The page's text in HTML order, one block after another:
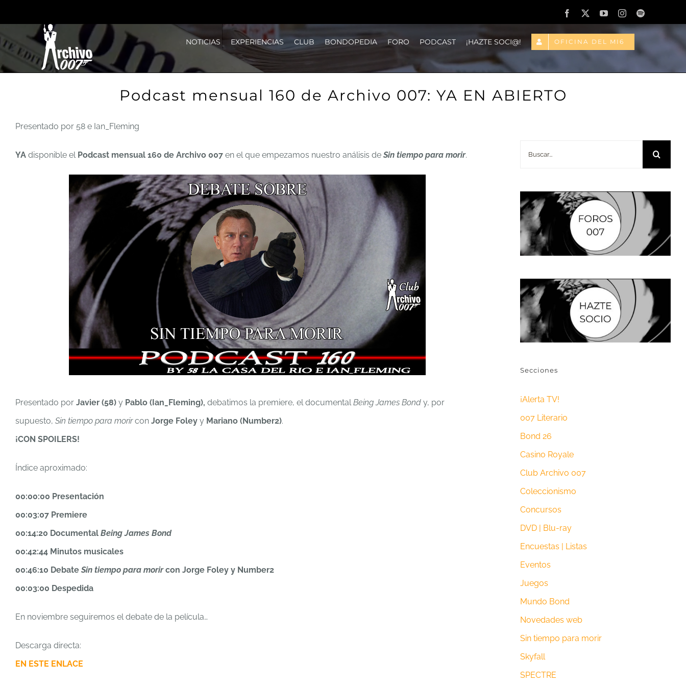
al
contenido
Facebook
X YouTubeInstagramSpotify
NOTICIAS EXPERIENCIAS CLUB BONDOPEDIA FORO PODCAST ¡HAZTE SOCI@! OFICINA DEL MI6
Podcast mensual 160 de Archivo 007: YA EN ABIERTO
Presentado por 58 e Ian_Fleming
YA disponible el Podcast mensual 160 de Archivo 007 en el que empezamos nuestro análisis de Sin tiempo para morir.
Presentado por Javier (58) y Pablo (Ian_Fleming), debatimos la premiere, el documentalBeing James Bond y, por
supuesto, Sin tiempo para morircon Jorge Foley y Mariano (Number2).
¡CON SPOILERS!
Índice aproximado:
00:00:00 Presentación
00:03:07 Premiere
00:14:20 Documental Being James Bond
00:42:44 Minutos musicales
00:46:10 Debate Sin tiempo para morircon Jorge Foley y Number2
00:03:00 Despedida
En noviembre seguiremos el debate de la película…
Descarga directa:
EN ESTE ENLACE
Secciones
¡Alerta TV!
007 Literario
Bond 26
Casino Royale
Club Archivo 007
Coleccionismo
Concursos
DVD | Blu-ray
Encuestas | Listas
Eventos
Juegos
Mundo Bond
Novedades web
Sin tiempo para morir
Skyfall
SPECTRE